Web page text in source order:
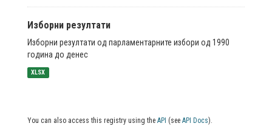
Изборни резултати
Изборни резултати од парламентарните избори од 1990
година до денес
XLSX
You can also access this registry using the API (see API Docs).